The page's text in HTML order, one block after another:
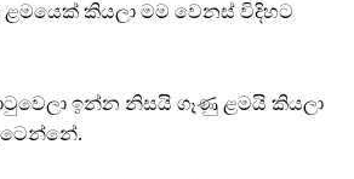
කියලා මම වෙනස් විදිහට
ඉන්න නිසයි ගෑණු ළමයි කියලා